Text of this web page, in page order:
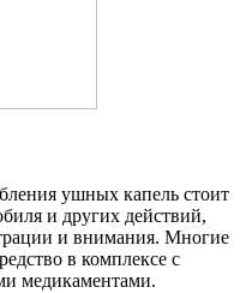
ушных капель стоит
и других действий,
и внимания. Многие
в комплексе с
медикаментами.